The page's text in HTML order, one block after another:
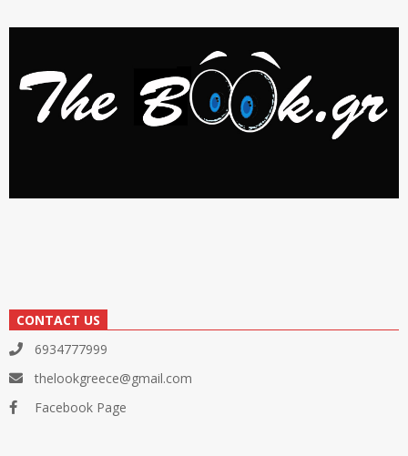
CONTACT US
6934777999
thelookgreece@gmail.com
Facebook Page